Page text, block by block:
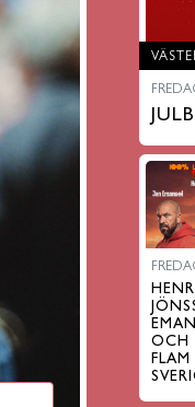
OCH